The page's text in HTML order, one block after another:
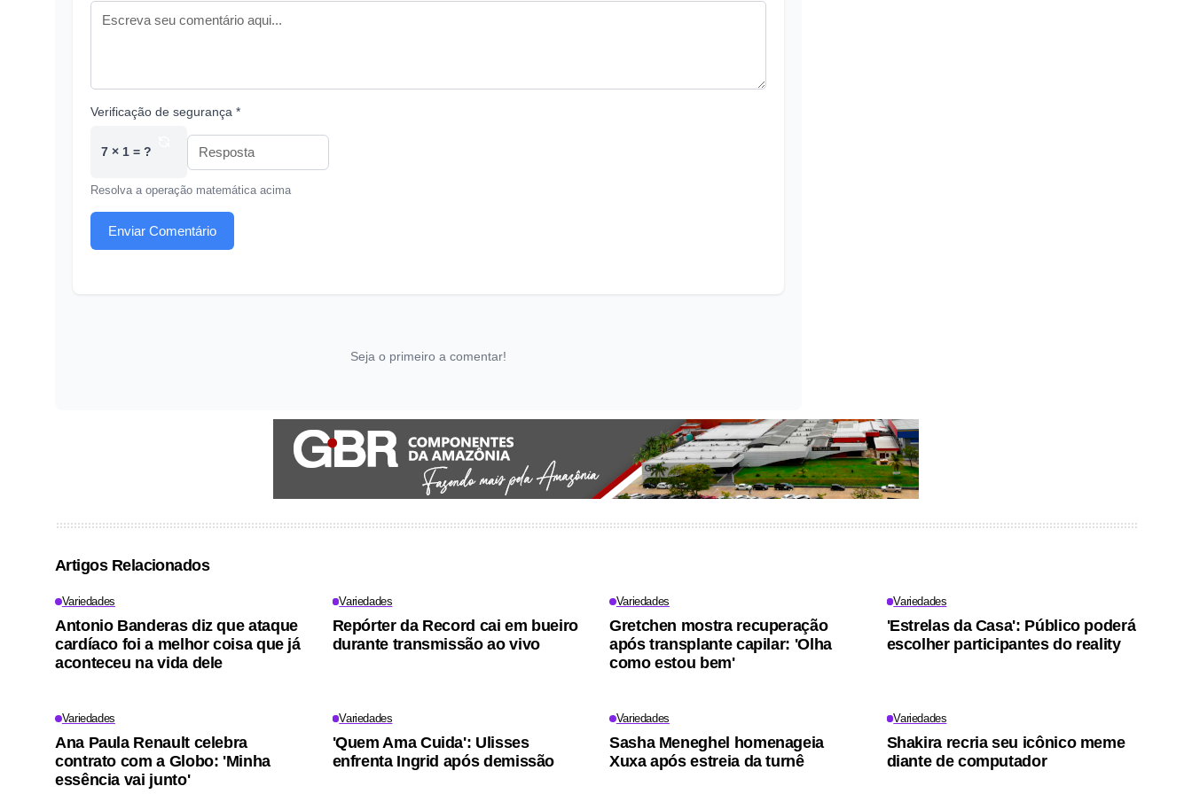
Verificação de segurança *
7 × 1 = ?
Resolva a operação matemática acima
Enviar Comentário
Seja o primeiro a comentar!
Artigos Relacionados
Variedades
Antonio Banderas diz que ataque
cardíaco foi a melhor coisa que já
aconteceu na vida dele
Variedades
Repórter da Record cai em bueiro
durante transmissão ao vivo
Variedades
Gretchen mostra recuperação
após transplante capilar: 'Olha
como estou bem'
Variedades
'Estrelas da Casa': Público poderá
escolher participantes do reality
Variedades
Ana Paula Renault celebra
contrato com a Globo: 'Minha
essência vai junto'
Variedades
'Quem Ama Cuida': Ulisses
enfrenta Ingrid após demissão
Variedades
Sasha Meneghel homenageia
Xuxa após estreia da turnê
Variedades
Shakira recria seu icônico meme
diante de computador